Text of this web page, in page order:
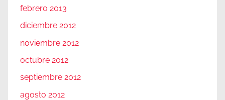
febrero 2013
diciembre 2012
noviembre 2012
octubre 2012
septiembre 2012
agosto 2012